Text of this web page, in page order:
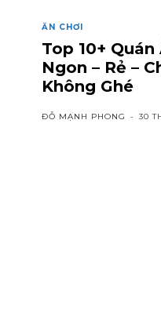
ĂN CHƠI
Top 10+
Ngon – Rẻ –
Không Ghé
ĐỖ MẠNH PHONG - 30